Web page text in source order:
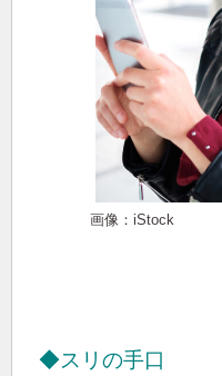
画像：iStock
◆スリの手口